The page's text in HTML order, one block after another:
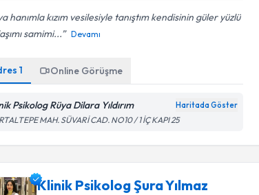
hanımla kızım vesilesiyle tanıştım kendisinin güler yüzlü
samimi...
Devamı
1 Online Görüşme
Psikolog Rüya Dilara Yıldırım Haritada Göster
MAH. SÜVARİ CAD. NO10 / 1 İÇ KAPI 25
Klinik Psikolog Şura Yılmaz